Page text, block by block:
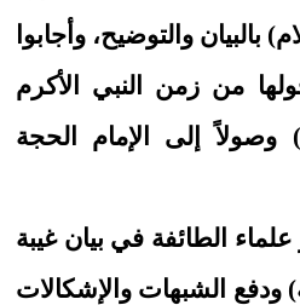
بالبيان والتوضيح، وأجابوا
من زمن النبي الأكرم
وصولاً إلى الإمام الحجة
علماء الطائفة في بيان غيبة
ودفع الشبهات والإشكالات